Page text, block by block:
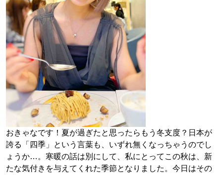
おきゃなです！夏が過ぎたと思ったらもう冬支度？日本が
誇る「四季」という言葉も、いずれ無くなっちゃうのでし
ょうか…。寒暖の話は別にして、私にとってこの秋は、新
たな気付きを与えてくれた季節となりました。今日はその